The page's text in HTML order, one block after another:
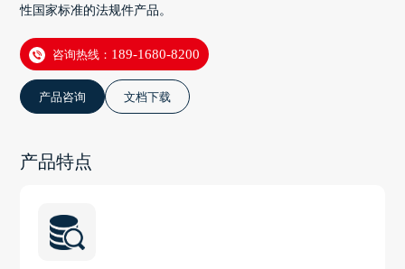
性国家标准的法规件产品。
咨询热线： 189-1680-8200
产品咨询 文档下载
产品特点